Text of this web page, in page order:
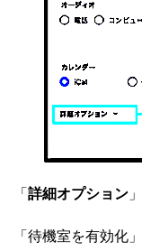
「 詳細オプション
「待機室を有効化